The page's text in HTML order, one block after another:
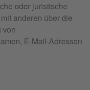
oder juristische
anderen über die
von
E-Mail-Adressen